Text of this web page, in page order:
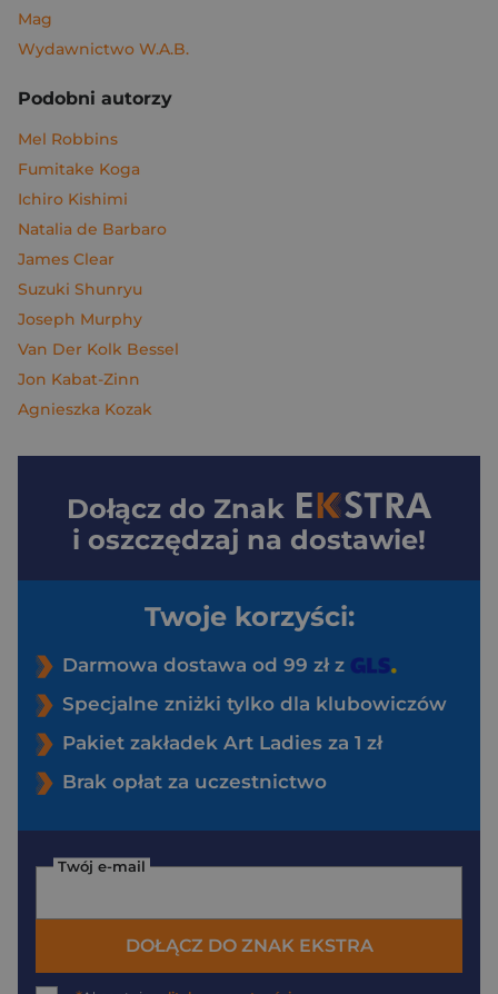
Mag
Wydawnictwo W.A.B.
Podobni autorzy
Mel Robbins
Fumitake Koga
Ichiro Kishimi
Natalia de Barbaro
James Clear
Suzuki Shunryu
Joseph Murphy
Van Der Kolk Bessel
Jon Kabat-Zinn
Agnieszka Kozak
Dołącz do Znak
i oszczędzaj na dostawie!
Twoje korzyści:
Darmowa dostawa od 99 zł z
Specjalne zniżki tylko dla klubowiczów
Pakiet zakładek Art Ladies za 1 zł
Brak opłat za uczestnictwo
Twój e-mail
DOŁĄCZ DO ZNAK EKSTRA